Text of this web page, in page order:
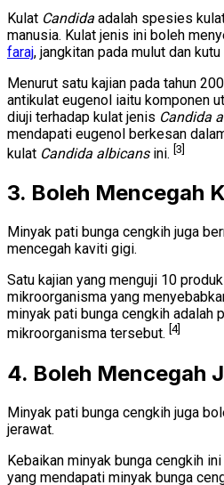
Kulat Candida adalah spesies
manusia. Kulat jenis ini boleh
faraj, jangkitan pada mulut dan kutu
Menurut satu kajian pada tahun
antikulat eugenol iaitu komponen
diuji terhadap kulat jenis Candida
mendapati eugenol berkesan
kulat Candida albicansini. [3]
3. Boleh Mencegah
Minyak pati bunga cengkih juga
mencegah kaviti gigi.
Satu kajian yang menguji 10
mikroorganisma yang
minyak pati bunga cengkih adalah
mikroorganisma tersebut. [4]
4. Boleh Mencegah
Minyak pati bunga cengkih juga
jerawat.
Kebaikan minyak bunga cengkih
yang mendapati minyak bunga